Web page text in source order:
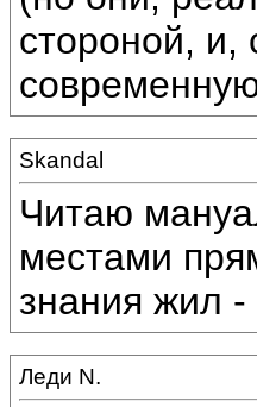
стороной, и,
Skandal
Читаю
местами
знания жил -
Леди N.